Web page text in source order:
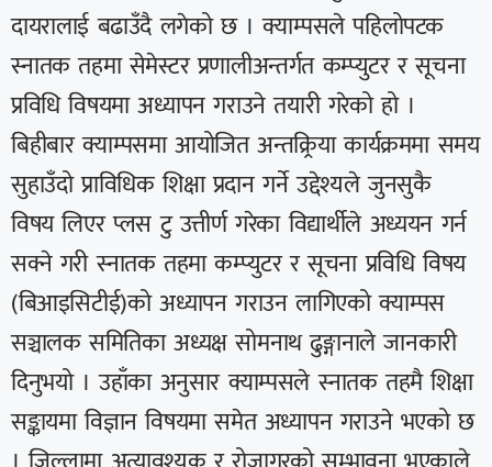
दायरालाई बढाउँदै लगेको छ । क्याम्पसले पहिलोपटक
स्नातक तहमा सेमेस्टर प्रणालीअन्तर्गत कम्प्युटर र सूचना
प्रविधि विषयमा अध्यापन गराउने तयारी गरेको हो ।
बिहीबार क्याम्पसमा आयोजित अन्तक्र्रिया कार्यक्रममा समय
सुहाउँदो प्राविधिक शिक्षा प्रदान गर्ने उद्देश्यले जुनसुकै
विषय लिएर प्लस टु उत्तीर्ण गरेका विद्यार्थीले अध्ययन गर्न
सक्ने गरी स्नातक तहमा कम्प्युटर र सूचना प्रविधि विषय
(बिआइसिटीई)को अध्यापन गराउन लागिएको क्याम्पस
सञ्चालक समितिका अध्यक्ष सोमनाथ ढुङ्गानाले जानकारी
दिनुभयो । उहाँका अनुसार क्याम्पसले स्नातक तहमै शिक्षा
सङ्कायमा विज्ञान विषयमा समेत अध्यापन गराउने भएको छ